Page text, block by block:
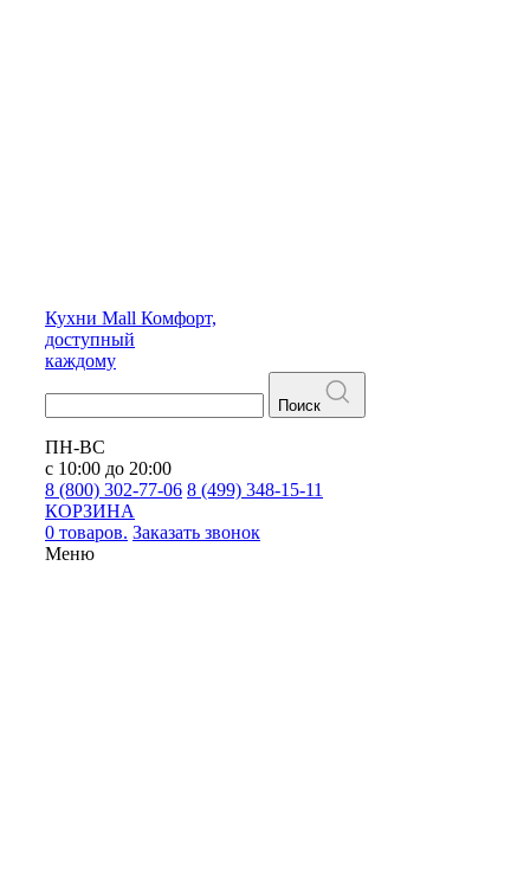
Кухни Mall Комфорт,
доступный
каждому
Поиск
ПН-ВС
с 10:00 до 20:00
8 (800) 302-77-06 8 (499) 348-15-11
КОРЗИНА
0 товаров. Заказать звонок
Меню